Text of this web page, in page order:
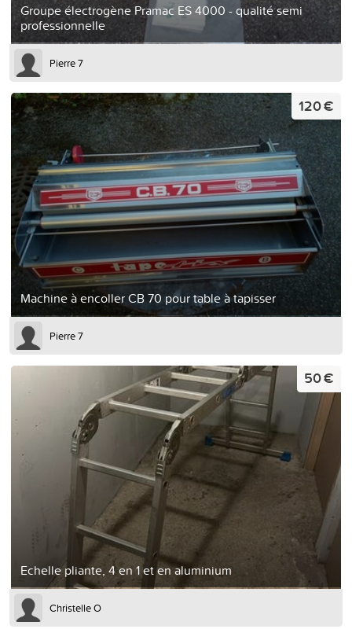
Groupe électrogène Pramac ES 4000 - qualité semi
professionnelle
Pierre 7
Machine à encoller CB 70 pour table à tapisser
120 €
Pierre 7
Echelle pliante, 4 en 1 et en aluminium
50 €
Christelle O